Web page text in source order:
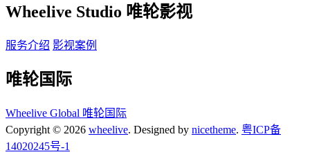
Wheelive Studio 唯轮影视
服务介绍 影视案例
唯轮国际
Wheelive Global 唯轮国际
Copyright © 2026 wheelive. Designed by nicetheme. 粤ICP备
14020245号-1